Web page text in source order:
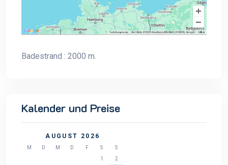
Badestrand : 2000 m.
Kalender und Preise
AUGUST 2026
M D M D F S
S
1
2